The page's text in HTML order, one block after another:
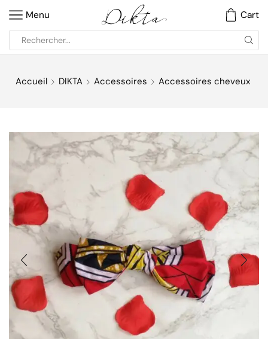
Menu Cart
Accueil DIKTA Accessoires Accessoires cheveux